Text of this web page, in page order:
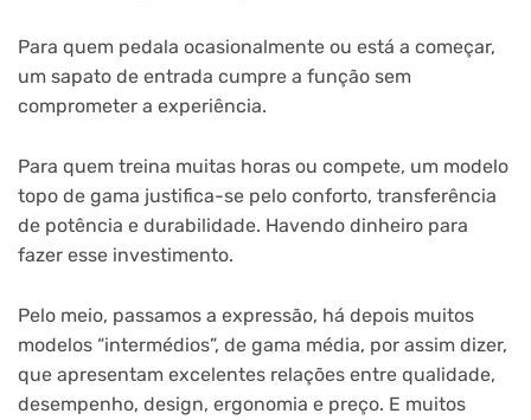
Para quem pedala ocasionalmente ou está a começar,
um sapato de entrada cumpre a função sem
comprometer a experiência.
Para quem treina muitas horas ou compete, um modelo
topo de gama justifica-se pelo conforto, transferência
de potência e durabilidade. Havendo dinheiro para
fazer esse investimento.
Pelo meio, passamos a expressão, há depois muitos
modelos “intermédios”, de gama média, por assim dizer,
que apresentam excelentes relações entre qualidade,
desempenho, design, ergonomia e preço. E muitos